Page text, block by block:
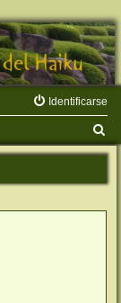
Identificarse
u